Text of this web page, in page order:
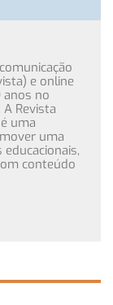
e online
anos no
Revista
é uma
uma
conteúdo